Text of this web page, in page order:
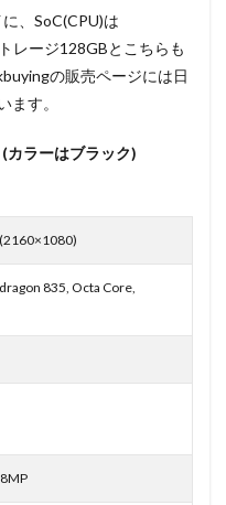
、SoC(CPU)は
レージ128GBとこちらも
の販売ページには日
ます。
ラーはブラック)
835, Octa Core,